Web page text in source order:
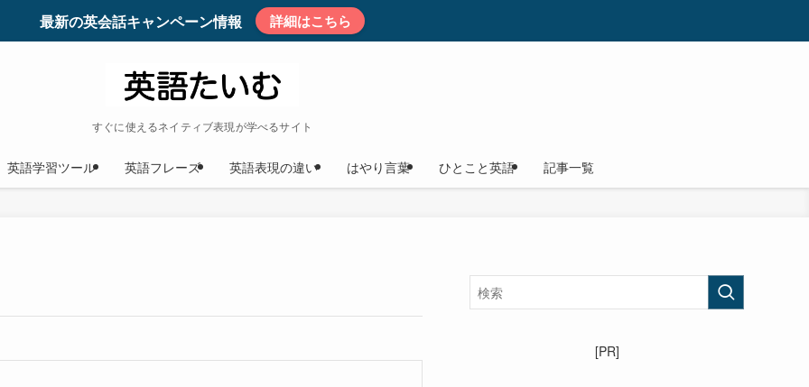
最新の英会話キャンペーン情報 詳細はこちら
すぐに使えるネイティブ表現が学べるサイト
英語学習ツール 英語フレーズ 英語表現の違い はやり言葉 ひとこと英語 記事一覧
[PR]